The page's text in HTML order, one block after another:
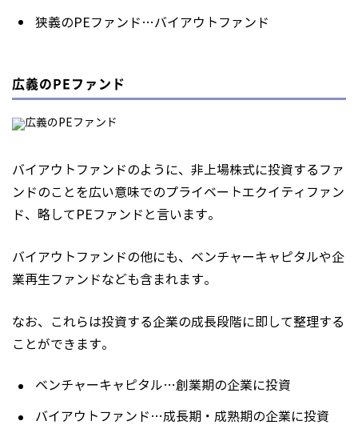
狭義のPEファンド…バイアウトファンド
広義のPEファンド
バイアウトファンドのように、非上場株式に投資するファ
ンドのことを広い意味でのプライベートエクイティファン
ド、略してPEファンドと言います。
バイアウトファンドの他にも、ベンチャーキャピタルや企
業再生ファンドなども含まれます。
なお、これらは投資する企業の成長段階に即して整理する
ことができます。
ベンチャーキャピタル…創業期の企業に投資
バイアウトファンド…成長期・成熟期の企業に投資